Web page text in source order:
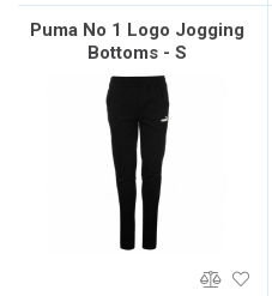
Puma No 1 Logo Jogging
Bottoms - S